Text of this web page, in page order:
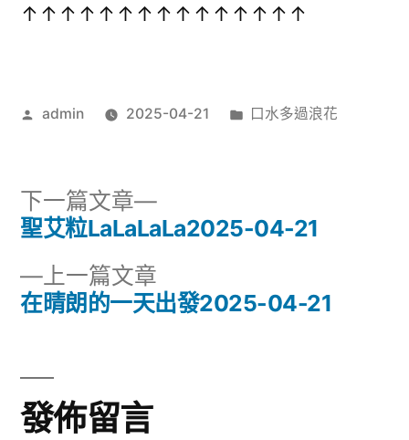
器
↑↑↑↑↑↑↑↑↑↑↑↑↑↑↑
作
admin 2025-04-21
分
口水多過浪花
文
章
導
覽
上一篇文章
一
在晴朗的一天出發2025-04-21
下一篇文章
下
一
章:
聖艾粒LaLaLaLa2025-04-21
發佈留言